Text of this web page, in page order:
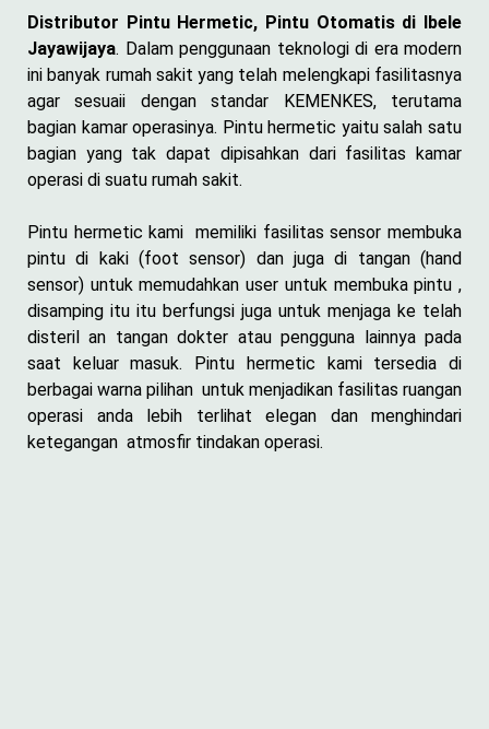
Distributor Pintu Hermetic, Pintu Otomatis di Ibele
Jayawijaya. Dalam penggunaan teknologi di era modern
ini banyak rumah sakit yang telah melengkapi fasilitasnya
agar sesuaii dengan standar KEMENKES, terutama
bagian kamar operasinya. Pintu hermetic yaitu salah satu
bagian yang tak dapat dipisahkan dari fasilitas kamar
operasi di suatu rumah sakit.
Pintu hermetic kami memiliki fasilitas sensor membuka
pintu di kaki (foot sensor) dan juga di tangan (hand
sensor) untuk memudahkan user untuk membuka pintu ,
disamping itu itu berfungsi juga untuk menjaga ke telah
disteril an tangan dokter atau pengguna lainnya pada
saat keluar masuk. Pintu hermetic kami tersedia di
berbagai warna pilihan untuk menjadikan fasilitas ruangan
operasi anda lebih terlihat elegan dan menghindari
ketegangan atmosfir tindakan operasi.